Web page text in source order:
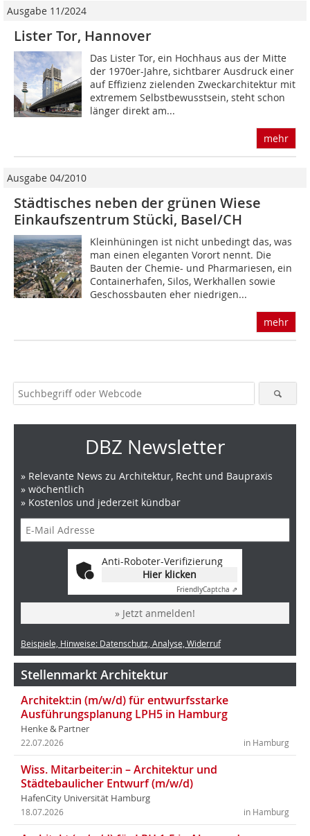
Ausgabe 11/2024
Lister Tor, Hannover
Das Lister Tor, ein Hochhaus aus der Mitte
der 1970er-Jahre, sichtbarer Ausdruck einer
auf Effizienz zielenden Zweckarchitektur mit
extremem Selbstbewusstsein, steht schon
länger direkt am...
mehr
Ausgabe 04/2010
Städtisches neben der grünen Wiese
Einkaufszentrum Stücki, Basel/CH
Kleinhüningen ist nicht unbedingt das, was
man einen eleganten Vorort nennt. Die
Bauten der Chemie- und Pharmariesen, ein
Containerhafen, Silos, Werkhallen sowie
Geschossbauten eher niedrigen...
mehr
DBZ Newsletter
» Relevante News zu Architektur, Recht und Baupraxis
» wöchentlich
» Kostenlos und jederzeit kündbar
Anti-Roboter-Verifizierung
Hier klicken
FriendlyCaptcha ⇗
» Jetzt anmelden!
Beispiele, Hinweise: Datenschutz, Analyse, Widerruf
Stellenmarkt Architektur
Architekt:in (m/w/d) für entwurfsstarke
Ausführungsplanung LPH5 in Hamburg
Henke & Partner
in Hamburg
22.07.2026
Wiss. Mitarbeiter:in – Architektur und
Städtebaulicher Entwurf (m/w/d)
HafenCity Universität Hamburg
in Hamburg
18.07.2026